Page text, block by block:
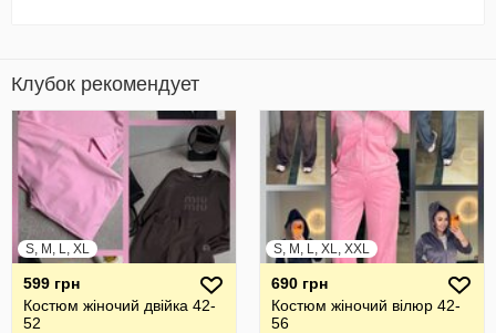
Клубок рекомендует
S, M, L, XL
599 грн
Костюм жіночий двійка 42-
52
S, M, L, XL, XXL
690 грн
Костюм жіночий вілюр 42-
56